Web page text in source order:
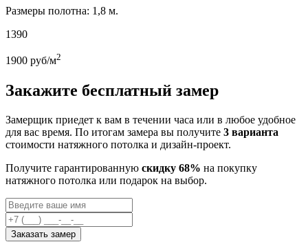
Размеры полотна: 1,8 м.
1390
1900 руб/м2
Закажите бесплатный замер
Замерщик приедет к вам в течении часа или в любое удобное
для вас время. По итогам замера вы получите 3 варианта
стоимости натяжного потолка и дизайн-проект.
Получите гарантированную скидку 68% на покупку
натяжного потолка или подарок на выбор.
Заказать замер